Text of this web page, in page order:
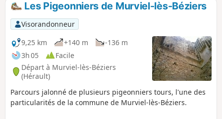
p
Les Pigeonniers de Murviel-lès-Béziers
Visorandonneur
9,25 km
+140 m
-136 m
3h 05
Facile
Départ à Murviel-lès-Béziers
(Hérault)
Parcours jalonné de plusieurs pigeonniers tours, l'une des
particularités de la commune de Murviel-lès-Béziers.